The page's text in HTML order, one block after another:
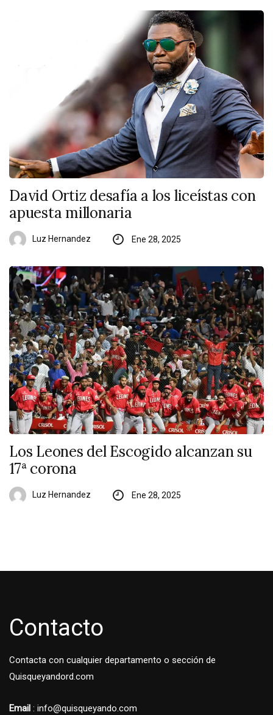
David Ortiz desafía a los liceístas con
apuesta millonaria
Luz Hernandez Ene 28, 2025
Los Leones del Escogido alcanzan su
17ª corona
Luz Hernandez Ene 28, 2025
Contacto
Contacta con cualquier departamento o sección de
Quisqueyandord.com
Email : info@quisqueyando.com